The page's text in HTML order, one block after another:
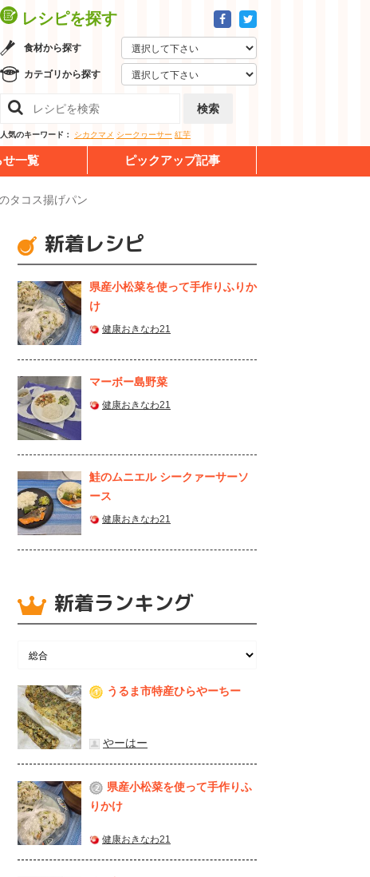
レシピを探す
食材から探す
カテゴリから探す
検索
人気のキーワード： シカクマメ シークヮーサー 紅芋
せ一覧 ピックアップ記事
タコス揚げパン
新着レシピ
県産⼩松菜を使って⼿作りふりか
け
健康おきなわ21
マーボー島野菜
健康おきなわ21
鮭のムニエル シークァーサーソ
ース
健康おきなわ21
新着ランキング
1 うるま市特産ひらやーちー
やーはー
2
県産⼩松菜を使って⼿作りふ
りかけ
健康おきなわ21